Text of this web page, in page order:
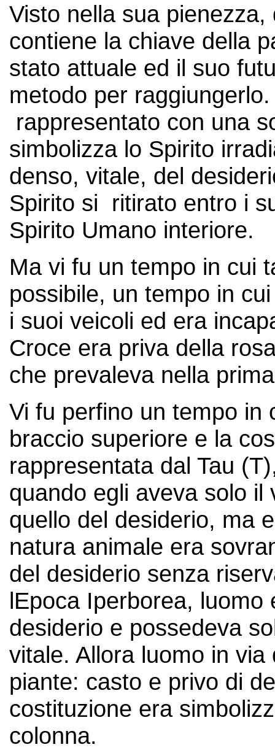
Visto nella sua
contiene la chiave della
stato attuale ed il suo
metodo per
rappresentato con una
simbolizza lo Spirito
denso, vitale, del
Spirito si ritirato entro i
Spirito Umano interiore.
Ma vi fu un tempo in cui
possibile, un tempo in
i suoi veicoli ed era
Croce era priva della
che prevaleva nella
Vi fu perfino un tempo in
braccio superiore e la
rappresentata dal Tau
quando egli aveva solo
quello del desiderio, ma
natura animale era
del desiderio senza
lEpoca Iperborea,
desiderio e possedeva
vitale. Allora luomo in
piante: casto e privo di
costituzione era
colonna.